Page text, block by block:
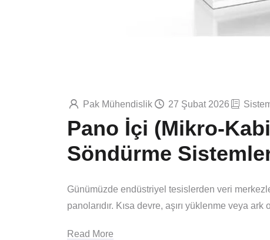
Pak Mühendislik 27 Şubat 2026
Pano İçi (Mikro-
Söndürme
Günümüzde endüstriyel tesislerden veri
panolarıdır. Kısa devre, aşırı yüklenme veya
Read More